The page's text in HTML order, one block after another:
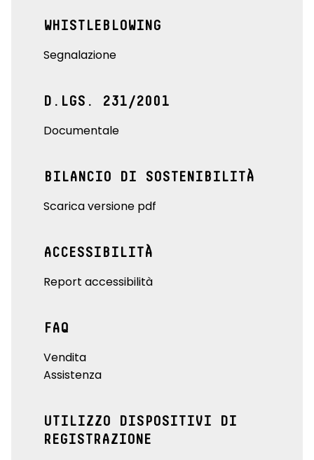
WHISTLEBLOWING
Segnalazione
D.LGS. 231/2001
Documentale
BILANCIO DI SOSTENIBILITÀ
Scarica versione pdf
ACCESSIBILITÀ
Report accessibilità
FAQ
Vendita
Assistenza
UTILIZZO DISPOSITIVI DI
REGISTRAZIONE